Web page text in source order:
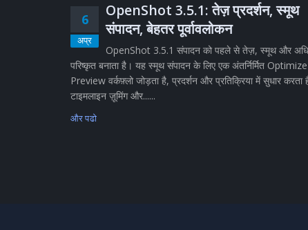
6
अप्र
OpenShot 3.5.1: तेज़ प्रदर्शन, स्मूथ
संपादन, बेहतर पूर्वावलोकन
OpenShot 3.5.1 संपादन को पहले से तेज़, स्मूथ और
परिष्कृत बनाता है। यह स्मूथ संपादन के लिए एक अंतर्निर्मित Optimize
Preview वर्कफ़्लो जोड़ता है, प्रदर्शन और प्रतिक्रिया में सुधार करता
टाइमलाइन ज़ूमिंग और......
और पढो